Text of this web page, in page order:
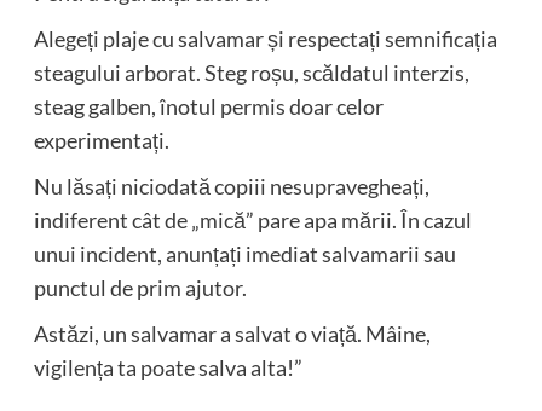
Alegeți plaje cu salvamar și respectați semnificația
steagului arborat. Steg roșu, scăldatul interzis,
steag galben, înotul permis doar celor
experimentați.
Nu lăsați niciodată copiii nesupravegheați,
indiferent cât de „mică” pare apa mării. În cazul
unui incident, anunțați imediat salvamarii sau
punctul de prim ajutor.
Astăzi, un salvamar a salvat o viață. Mâine,
vigilența ta poate salva alta!”